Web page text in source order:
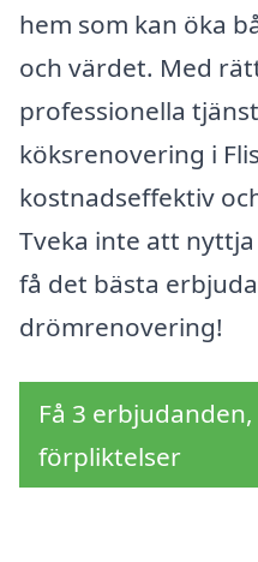
hem som kan öka
och värdet. Med
professionella
köksrenovering i
kostnadseffektiv
Tveka inte att
få det bästa
drömrenovering!
Få 3
förpliktelser